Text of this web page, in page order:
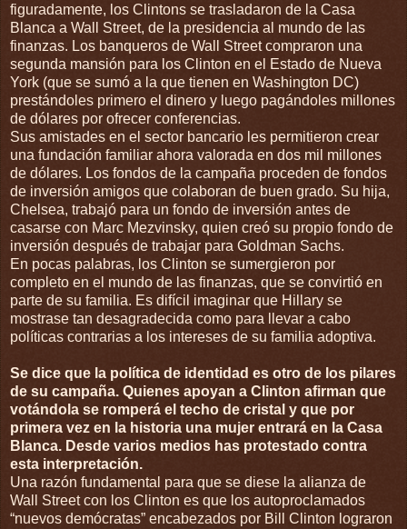
figuradamente, los Clintons se trasladaron de la Casa
Blanca a Wall Street, de la presidencia al mundo de las
finanzas. Los banqueros de Wall Street compraron una
segunda mansión para los Clinton en el Estado de Nueva
York (que se sumó a la que tienen en Washington DC)
prestándoles primero el dinero y luego pagándoles millones
de dólares por ofrecer conferencias.
Sus amistades en el sector bancario les permitieron crear
una fundación familiar ahora valorada en dos mil millones
de dólares. Los fondos de la campaña proceden de fondos
de inversión amigos que colaboran de buen grado. Su hija,
Chelsea, trabajó para un fondo de inversión antes de
casarse con Marc Mezvinsky, quien creó su propio fondo de
inversión después de trabajar para Goldman Sachs.
En pocas palabras, los Clinton se sumergieron por
completo en el mundo de las finanzas, que se convirtió en
parte de su familia. Es difícil imaginar que Hillary se
mostrase tan desagradecida como para llevar a cabo
políticas contrarias a los intereses de su familia adoptiva.
Se dice que la política de identidad es otro de los pilares
de su campaña. Quienes apoyan a Clinton afirman que
votándola se romperá el techo de cristal y que por
primera vez en la historia una mujer entrará en la Casa
Blanca. Desde varios medios has protestado contra
esta interpretación.
Una razón fundamental para que se diese la alianza de
Wall Street con los Clinton es que los autoproclamados
“nuevos demócratas” encabezados por Bill Clinton lograron